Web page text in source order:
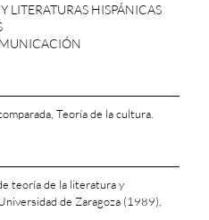
LITERATURAS HISPÁNICAS
Teoría de la cultura.
teoría de la literatura y
de Zaragoza (1989),